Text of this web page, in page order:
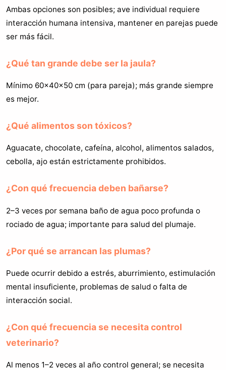
Ambas opciones son posibles; ave individual requiere
interacción humana intensiva, mantener en parejas puede
ser más fácil.
¿Qué tan grande debe ser la jaula?
Mínimo 60×40×50 cm (para pareja); más grande siempre
es mejor.
¿Qué alimentos son tóxicos?
Aguacate, chocolate, cafeína, alcohol, alimentos salados,
cebolla, ajo están estrictamente prohibidos.
¿Con qué frecuencia deben bañarse?
2–3 veces por semana baño de agua poco profunda o
rociado de agua; importante para salud del plumaje.
¿Por qué se arrancan las plumas?
Puede ocurrir debido a estrés, aburrimiento, estimulación
mental insuficiente, problemas de salud o falta de
interacción social.
¿Con qué frecuencia se necesita control
veterinario?
Al menos 1–2 veces al año control general; se necesita